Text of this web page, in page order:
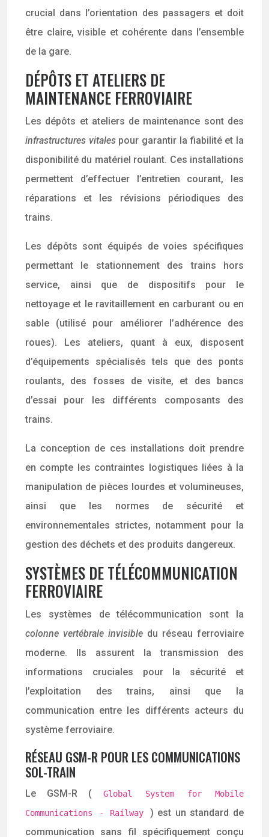
crucial dans l’orientation des passagers et doit
être claire, visible et cohérente dans l’ensemble
de la gare.
DÉPÔTS ET ATELIERS DE
MAINTENANCE FERROVIAIRE
Les dépôts et ateliers de maintenance sont des
infrastructures vitales pour garantir la fiabilité et la
disponibilité du matériel roulant. Ces installations
permettent d’effectuer l’entretien courant, les
réparations et les révisions périodiques des
trains.
Les dépôts sont équipés de voies spécifiques
permettant le stationnement des trains hors
service, ainsi que de dispositifs pour le
nettoyage et le ravitaillement en carburant ou en
sable (utilisé pour améliorer l’adhérence des
roues). Les ateliers, quant à eux, disposent
d’équipements spécialisés tels que des ponts
roulants, des fosses de visite, et des bancs
d’essai pour les différents composants des
trains.
La conception de ces installations doit prendre
en compte les contraintes logistiques liées à la
manipulation de pièces lourdes et volumineuses,
ainsi que les normes de sécurité et
environnementales strictes, notamment pour la
gestion des déchets et des produits dangereux.
SYSTÈMES DE TÉLÉCOMMUNICATION
FERROVIAIRE
Les systèmes de télécommunication sont la
colonne vertébrale invisible du réseau ferroviaire
moderne. Ils assurent la transmission des
informations cruciales pour la sécurité et
l’exploitation des trains, ainsi que la
communication entre les différents acteurs du
système ferroviaire.
RÉSEAU GSM-R POUR LES COMMUNICATIONS
SOL-TRAIN
Le GSM-R (
Global System for Mobile
Communications - Railway ) est un standard de
communication sans fil spécifiquement conçu